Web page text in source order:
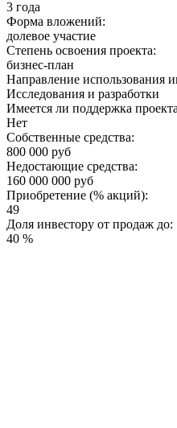
3 года
Форма вложений:
долевое участие
Степень освоения проекта:
бизнес-план
Направление использования
Исследования и разработки
Имеется ли поддержка
Нет
Собственные средства:
800 000 руб
Недостающие средства:
160 000 000 руб
Приобретение (% акций):
49
Доля инвестору от продаж до:
40 %